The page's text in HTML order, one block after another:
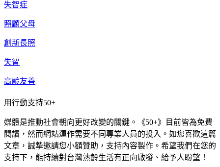
失智症
照顧父母
創新長照
失智
高齡友善
用行動支持50+
媒體是推動社會朝向更好改變的關鍵。《50+》目前皆為免費
閱讀，然而網站運作需要不同專業人員的投入。如您喜歡這篇
文章，誠摯邀請您小額贊助，支持內容製作。希望我們在您的
支持下，能持續對台灣熟齡生活有正向啟發、給予人盼望！